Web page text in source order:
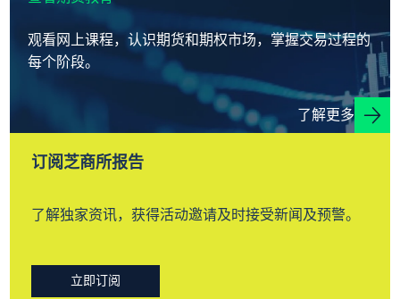
观看网上课程，认识期货和期权市场，掌握交易过程的
每个阶段。
了解更多
订阅芝商所报告
了解独家资讯，获得活动邀请及时接受新闻及预警。
立即订阅